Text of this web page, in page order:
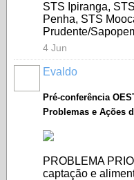
STS Ipiranga,
Penha, STS
Prudente/
4 Jun
Evaldo
Pré-conferência
Problemas e Ações
PROBLEMA
captação e